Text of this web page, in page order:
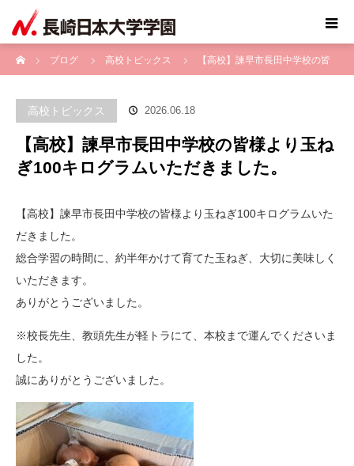
ブログ
高校トピックス 【高校】諫早市長田中学校の皆
高校トピックス 2026.06.18
【高校】諫早市長田中学校の皆様より玉ね
ぎ100キログラムいただきました。
【高校】諫早市長田中学校の皆様より玉ねぎ100キログラムいた
だきました。
総合学習の時間に、約半年かけて育てた玉ねぎ、大切に美味しく
いただきます。
ありがとうございました。
※校長先生、教頭先生が軽トラにて、本校まで運んでくださいま
した。
誠にありがとうございました。